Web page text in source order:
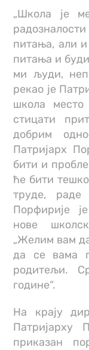
„Школа је
питања, али
питања и
ми људи,
рекао је
школа место
стицати
добрим
Патријарх
бити и
ће бити
труде,
Порфирије
нове
„Желим вам
да се вама
родитељи.
године“.
На крају
Патријарху
приказан